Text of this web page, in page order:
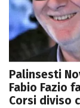
Palinsesti
Fabio Fazio
Corsi diviso